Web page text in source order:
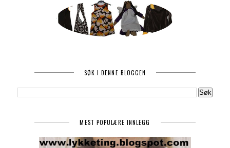
SØK I DENNE BLOGGEN
MEST POPULÆRE INNLEGG